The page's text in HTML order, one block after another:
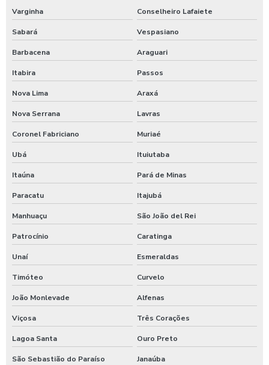
Limpa sider
Maquina de aplicar shampoo em carros
Maquina para higienização automotiva a vapor
Maquina para higienização de carros
Maquina de higienização de veiculos
Máquina de jogar produtos automotivos
Máquina de jogar produtos químicos
Máquina de jogar sabão
Maquina de jogar sabao para carros
Maquina de lavar caminhão de água quente
Máquina para lavar carros portátil
Varginha Conselheiro Lafaiete
Sabará Vespasiano
Barbacena Araguari
Itabira Passos
Nova Lima Araxá
Nova Serrana Lavras
Coronel Fabriciano Muriaé
Ubá Ituiutaba
Itaúna Pará de Minas
Paracatu Itajubá
Manhuaçu São João del Rei
Patrocínio Caratinga
Unaí Esmeraldas
Timóteo Curvelo
João Monlevade Alfenas
Viçosa Três Corações
Lagoa Santa Ouro Preto
São Sebastião do Paraíso Janaúba